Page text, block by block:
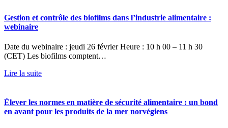
Gestion et contrôle des biofilms dans l’industrie alimentaire :
webinaire
Date du webinaire : jeudi 26 février Heure : 10 h 00 – 11 h 30
(CET) Les biofilms comptent…
Lire la suite
Élever les normes en matière de sécurité alimentaire : un bond
en avant pour les produits de la mer norvégiens